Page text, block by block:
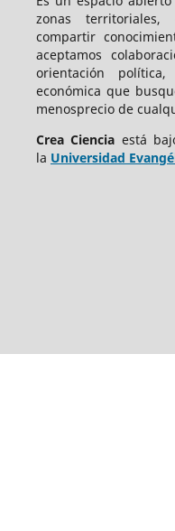
zonas
compartir
aceptamos
orientación
económica que
menosprecio de
Crea Ciencia está
la Universidad